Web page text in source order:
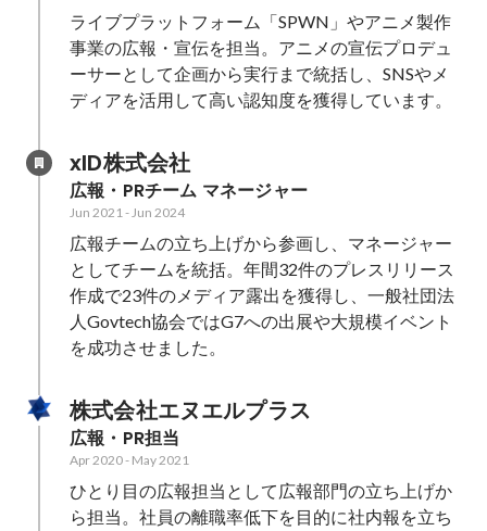
ライブプラットフォーム「SPWN」やアニメ製作
事業の広報・宣伝を担当。アニメの宣伝プロデュ
ーサーとして企画から実行まで統括し、SNSやメ
ディアを活用して高い認知度を獲得しています。
xID株式会社
広報・PRチーム マネージャー
Jun 2021-Jun 2024
広報チームの立ち上げから参画し、マネージャー
としてチームを統括。年間32件のプレスリリース
作成で23件のメディア露出を獲得し、一般社団法
人Govtech協会ではG7への出展や大規模イベント
を成功させました。
株式会社エヌエルプラス
広報・PR担当
Apr 2020- May 2021
ひとり目の広報担当として広報部門の立ち上げか
ら担当。社員の離職率低下を目的に社内報を立ち